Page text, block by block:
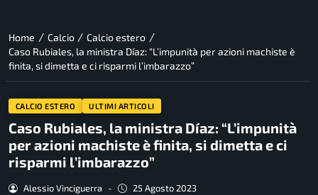
Home / Calcio / Calcio estero /
Caso Rubiales, la ministra Díaz: “L’impunità per azioni machiste è
finita, si dimetta e ci risparmi l’imbarazzo”
CALCIO ESTERO ULTIMI ARTICOLI
Caso Rubiales, la ministra Díaz: “L’impunità
per azioni machiste è finita, si dimetta e ci
risparmi l’imbarazzo”
Alessio Vinciguerra - 25 Agosto 2023